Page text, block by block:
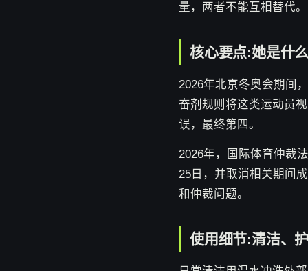
量，两者不能互相替代。
核心要点:她是什
2026年北京冬奥会期间
奋剂规则将这类运动员
误，最终第四。
2026年，国际体育仲裁
25日，并取消相关期间
和仲裁问题。
使用细节:清洁、